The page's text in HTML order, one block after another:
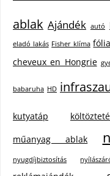
ablak Ajándék autó
eladó lakás Fisher klíma fólia
cheveux en Hongrie
babaruha HD
kutyatáp
műanyag ablak
nyugdíjbiztosítás